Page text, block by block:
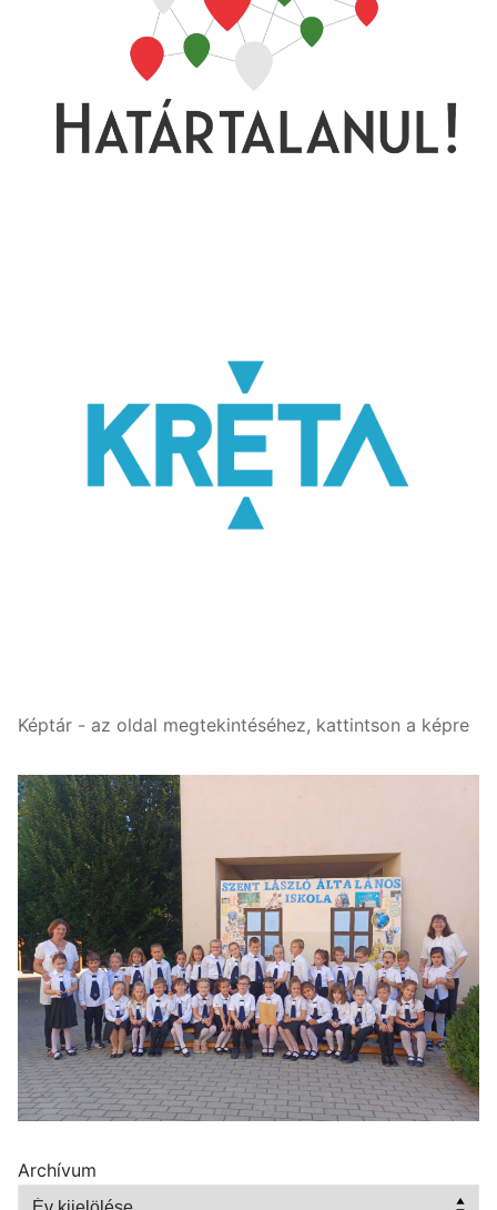
Képtár - az oldal megtekintéséhez, kattintson a képre
Archívum